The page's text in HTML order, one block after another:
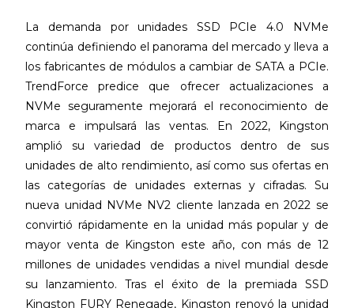
La demanda por unidades SSD PCIe 4.0 NVMe
continúa definiendo el panorama del mercado y lleva a
los fabricantes de módulos a cambiar de SATA a PCIe.
TrendForce predice que ofrecer actualizaciones a
NVMe seguramente mejorará el reconocimiento de
marca e impulsará las ventas. En 2022, Kingston
amplió su variedad de productos dentro de sus
unidades de alto rendimiento, así como sus ofertas en
las categorías de unidades externas y cifradas. Su
nueva unidad NVMe NV2 cliente lanzada en 2022 se
convirtió rápidamente en la unidad más popular y de
mayor venta de Kingston este año, con más de 12
millones de unidades vendidas a nivel mundial desde
su lanzamiento. Tras el éxito de la premiada SSD
Kingston FURY Renegade, Kingston renovó la unidad